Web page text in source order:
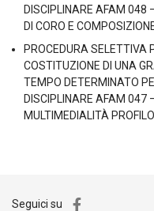
DISCIPLINARE AFAM 048
DI CORO E
PROCEDURA SELETTIVA
COSTITUZIONE DI UNA
TEMPO DETERMINATO
DISCIPLINARE AFAM 047
MULTIMEDIALITÀ
Seguici su